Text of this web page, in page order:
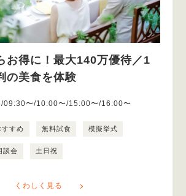
お得に！最大140万優待／1
の美食を体験
09:30〜/10:00〜/15:00〜/16:00〜
すすめ 無料試食 模擬挙式
談会 土日祝
くわしく見る